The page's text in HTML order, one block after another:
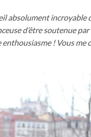
absolument incroyable
d’être soutenue
! Vous me